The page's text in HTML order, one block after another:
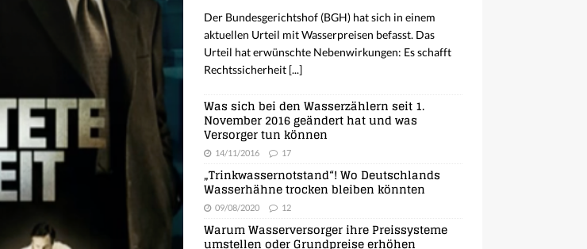
Der Bundesgerichtshof (BGH) hat sich in einem
aktuellen Urteil mit Wasserpreisen befasst. Das
Urteil hat erwünschte Nebenwirkungen: Es schafft
Rechtssicherheit [...]
Was sich bei den Wasserzählern seit 1.
November 2016 geändert hat und was
Versorger tun können
14/11/2016 17
„Trinkwassernotstand“! Wo Deutschlands
Wasserhähne trocken bleiben könnten
09/08/2020 12
Warum Wasserversorger ihre Preissysteme
umstellen oder Grundpreise erhöhen